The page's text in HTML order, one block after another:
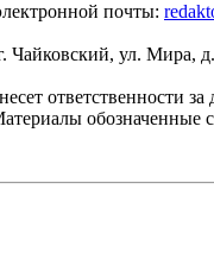
почты:
Чайковский, ул. Мира,
обозначенные